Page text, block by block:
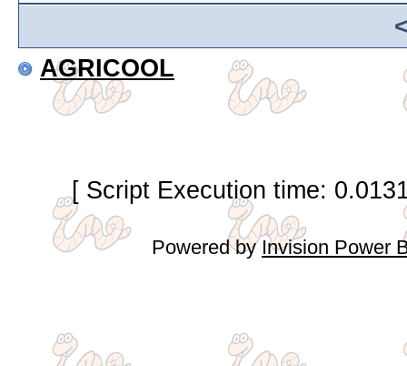
AGRICOOL
[ Script Execution time:
Powered byInvision Power